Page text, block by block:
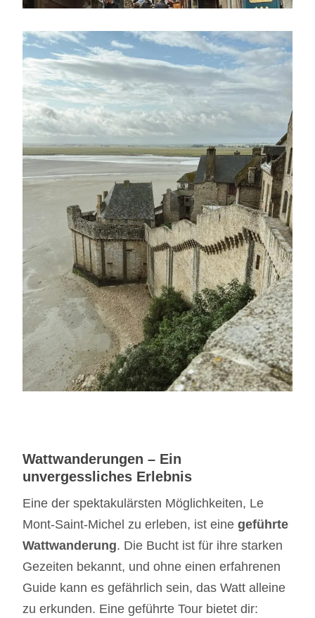
Wattwanderungen – Ein
unvergessliches Erlebnis
Eine der spektakulärsten Möglichkeiten, Le
Mont-Saint-Michel zu erleben, ist eine geführte
Wattwanderung. Die Bucht ist für ihre starken
Gezeiten bekannt, und ohne einen erfahrenen
Guide kann es gefährlich sein, das Watt alleine
zu erkunden. Eine geführte Tour bietet dir: